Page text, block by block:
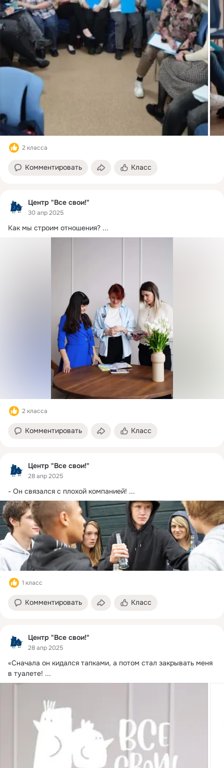
2 класса
Комментировать Класс
Центр "Все свои!"
30 апр 2025
Как мы строим отношения? ...
2 класса
Комментировать Класс
Центр "Все свои!"
28 апр 2025
- Он связался с плохой компанией! ...
1 класс
Комментировать Класс
Центр "Все свои!"
28 апр 2025
«Сначала он кидался тапками, а потом стал закрывать меня
в туалете! ...